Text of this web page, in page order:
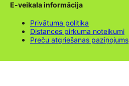
E-veikala informācija
Privātuma politika
Distances pirkuma noteikumi
Preču atgriešanas paziņojums